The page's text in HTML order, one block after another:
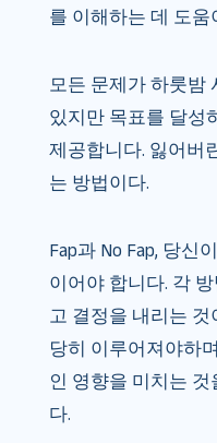
를 이해하는 데 도움
모든 문제가 하룻밤
있지만 목표를 달성
제공합니다. 잃어버
는 방법이다.
Fap과 No Fap, 당신
이어야 합니다. 각
고 결정을 내리는 것
당히 이루어져야하
인 영향을 미치는
다.